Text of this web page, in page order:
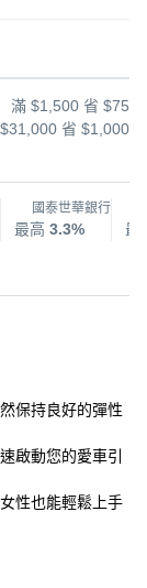
滿 $1,500 省 $75
省 $1,000
國泰世華銀行
最高 3.3% 最
保持良好的彈性
啟動您的愛車引
性也能輕鬆上手